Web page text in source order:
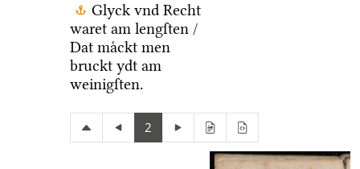
Glyck vnd Recht
waret am lengſten /
Dat maͤckt men
bruckt ydt am
weinigſten.
2